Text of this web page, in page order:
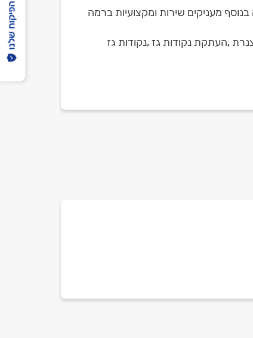
מעניקים שירות ומקצועיות ברמה
,העתקת נקודות גז ,נקודות גז
הפיקוח שלנו